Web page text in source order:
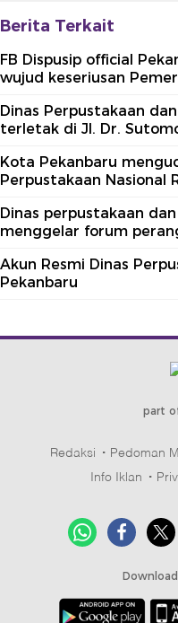
Berita Terkait
FB Dispusip official
wujud keseriusan
Dinas Perpustakaan
terletak di Jl. Dr.
Kota Pekanbaru
Perpustakaan Nasional
Dinas perpustakaan
menggelar forum
Akun Resmi Dinas
Pekanbaru
part
Redaksi Pedoman
Info Iklan